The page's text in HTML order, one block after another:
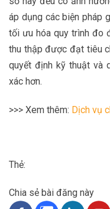
áp dụng các biện pháp
tối ưu hóa quy trình đo
thu thập được đạt tiêu
quyết định kỹ thuật và
xác hơn.
>>> Xem thêm: Dịch vụ
Thẻ:
Chia sẻ bài đăng này